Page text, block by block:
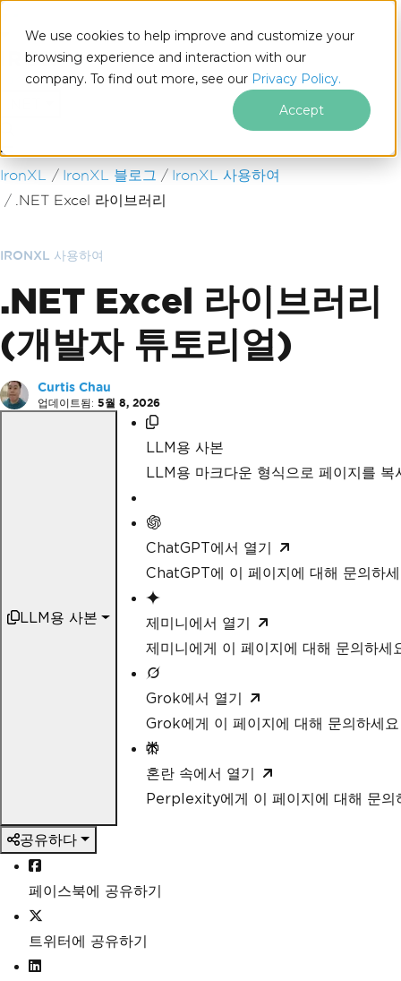
We use cookies to help improve and customize your
browsing experience and interaction with our
company. To find out more, see our Privacy Policy.
Accept
푸터 콘텐츠로 바로가기
IronXL IronXL 블로그
IronXL 사용하여
.NET Excel 라이브러리
IRONXL 사용하여
.NET Excel 라이브러리
(개발자 튜토리얼)
Curtis Chau
업데이트됨: 5월 8, 2026
LLM용 사본
LLM용 사본
LLM용 마크다운 형식으로 페이지를 복
ChatGPT에서 열기
ChatGPT에 이 페이지에 대해 문의하
제미니에서 열기
제미니에게 이 페이지에 대해 문의하세
Grok에서 열기
Grok에게 이 페이지에 대해 문의하세요
혼란 속에서 열기
Perplexity에게 이 페이지에 대해 문의
공유하다
페이스북에 공유하기
트위터에 공유하기